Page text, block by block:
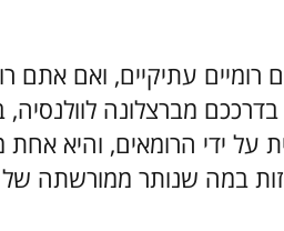
רומיים עתיקיים, ואם אתם
מברצלונה לוולנסיה,
ידי הרומאים, והיא אחת
במה שנותר ממורשתה